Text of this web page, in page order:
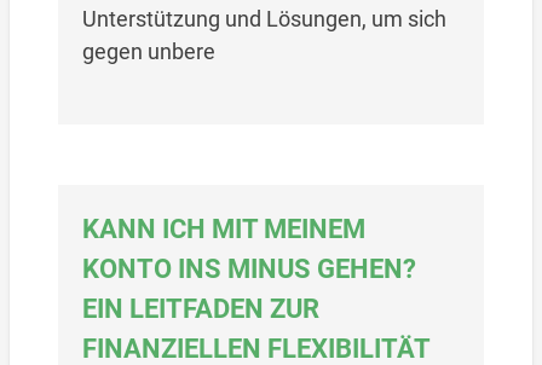
Unterstützung und Lösungen, um sich
gegen unbere
KANN ICH MIT MEINEM
KONTO INS MINUS GEHEN?
EIN LEITFADEN ZUR
FINANZIELLEN FLEXIBILITÄT